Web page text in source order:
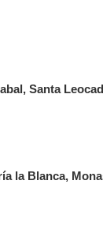
Santa
la Blanca,